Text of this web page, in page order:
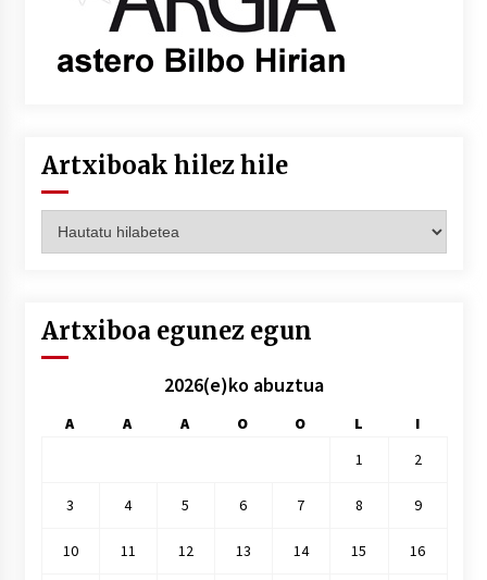
Artxiboak hilez hile
hilez
Artxiboa egunez egun
2026(e)ko abuztua
A A A O O L
I
1
2
3 4 5 6 7 8 9
10 11 12 13 14 15 16